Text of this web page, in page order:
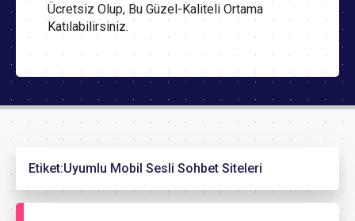
Ücretsiz Olup, Bu Güzel-Kaliteli Ortama
Katılabilirsiniz.
Etiket:Uyumlu Mobil Sesli Sohbet Siteleri